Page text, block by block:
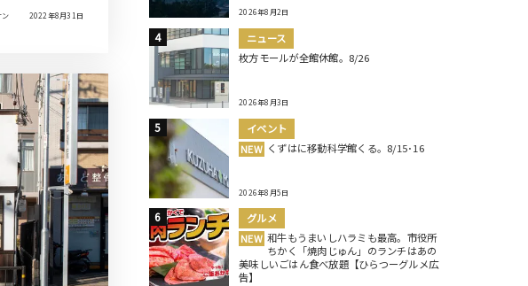
ン 2022年8月31日 2026年8月2日
ニュース
枚方モールが全館休館。8/26
2026年8月3日
イベント
NEW くずはに移動科学館くる。8/15･16
2026年8月5日
グルメ
NEW 和牛もうまいしハラミも最高。市役所
ちかく「焼肉じゅん」のランチはあの
美味しいごはん食べ放題【ひらつーグルメ広
告】